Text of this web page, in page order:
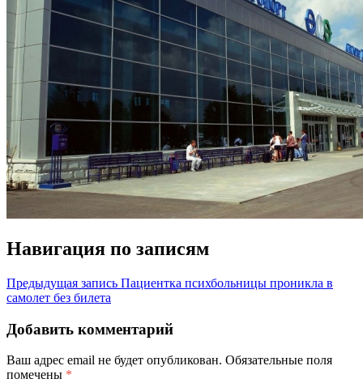
Навигация по записям
Предыдущая запись Пациентка психбольницы проникла в
самолет без билета
Добавить комментарий
Ваш адрес email не будет опубликован. Обязательные поля
помечены *